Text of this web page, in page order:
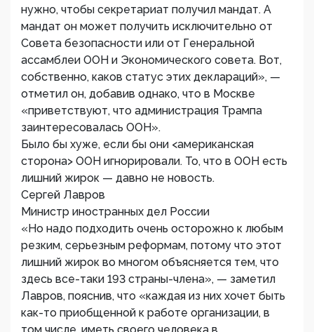
нужно, чтобы секретариат получил мандат. А
мандат он может получить исключительно от
Совета безопасности или от Генеральной
ассамблеи ООН и Экономического совета. Вот,
собственно, каков статус этих деклараций», —
отметил он, добавив однако, что в Москве
«приветствуют, что администрация Трампа
заинтересовалась ООН».
Было бы хуже, если бы они <американская
сторона> ООН игнорировали. То, что в ООН есть
лишний жирок — давно не новость.
Сергей Лавров
Министр иностранных дел России
«Но надо подходить очень осторожно к любым
резким, серьезным реформам, потому что этот
лишний жирок во многом объясняется тем, что
здесь все-таки 193 страны-члена», — заметил
Лавров, пояснив, что «каждая из них хочет быть
как-то приобщенной к работе организации, в